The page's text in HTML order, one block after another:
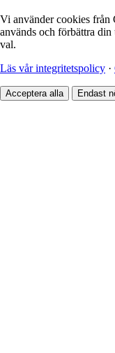
Vi använder cookies från
används och förbättra
val.
Läs vår integritetspolicy ·
Acceptera alla Endast